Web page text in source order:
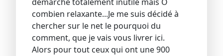
combien relaxante...Je me suis décidé à
chercher sur le net le pourquoi du
comment, que je vais vous livrer ici.
Alors pour tout ceux qui ont une 900